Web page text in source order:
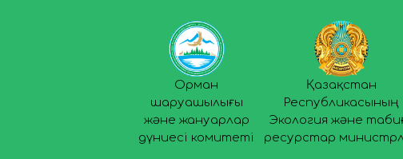
Орман
шаруашылығы
және жануарлар
дүниесі комитеті
Қазақстан
Республикасының
Экология және
ресурстар